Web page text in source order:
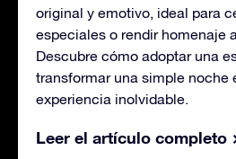
original y emotivo, ideal para
especiales o rendir homenaje
Descubre cómo adoptar una
transformar una simple noche
experiencia inolvidable.
Leer el artículo completo